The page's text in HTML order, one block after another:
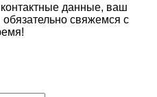
данные, ваш
свяжемся с